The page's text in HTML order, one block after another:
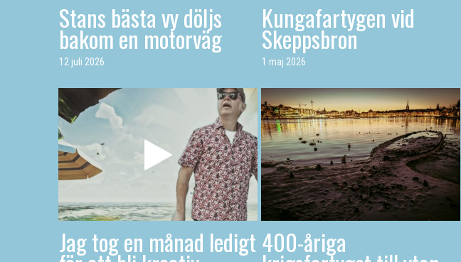
Stans bästa vy döljs
bakom en motorväg
12 juli 2026
Kungafartygen vid
Skeppsbron
1 maj 2026
Jag tog en månad ledigt 400-åriga